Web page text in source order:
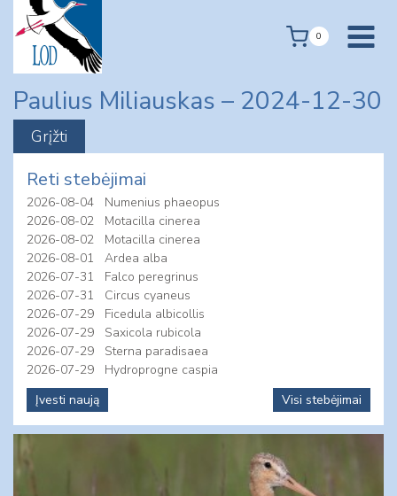
content
0
Paulius Miliauskas – 2024-12-30
Reti stebėjimai
2026-08-04
Numenius phaeopus
2026-08-02
Motacilla cinerea
2026-08-02
Motacilla cinerea
2026-08-01
Ardea alba
2026-07-31
Falco peregrinus
2026-07-31
Circus cyaneus
2026-07-29
Ficedula albicollis
2026-07-29
Saxicola rubicola
2026-07-29
Sterna paradisaea
2026-07-29
Hydroprogne caspia
Įvesti naują
Visi stebėjimai